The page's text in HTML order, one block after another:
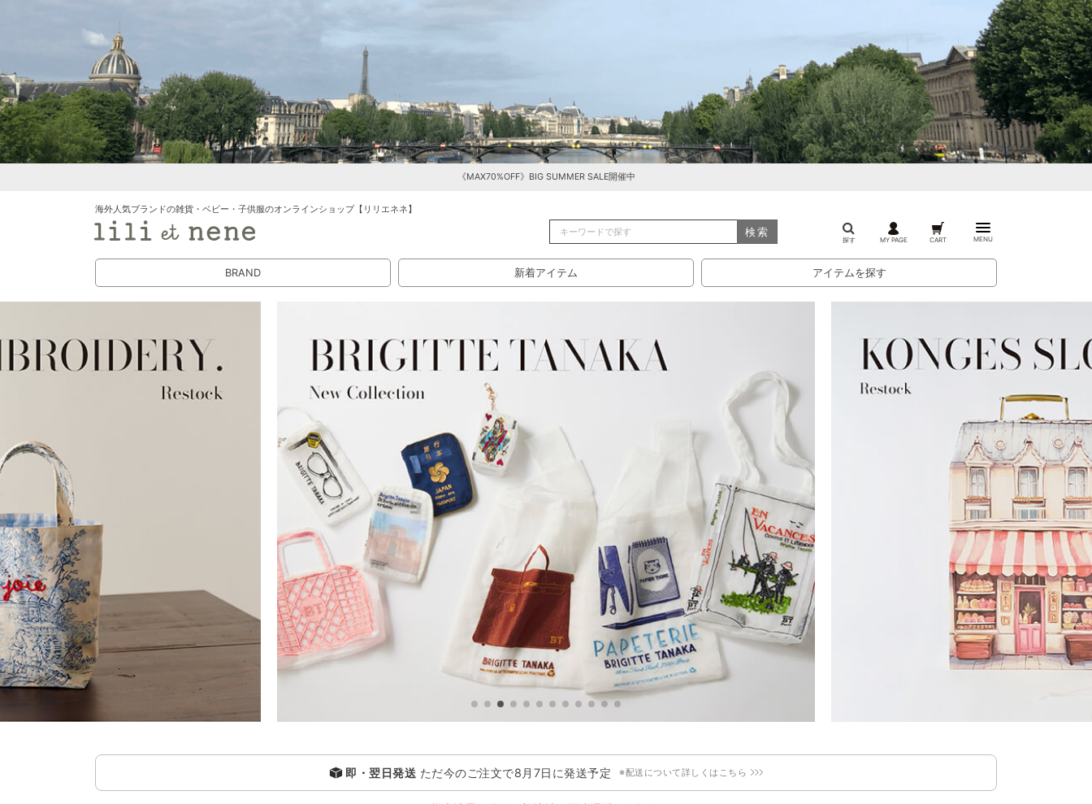
《MAX70%OFF》BIG SUMMER SALE開催中
海外人気ブランドの雑貨・ベビー・子供服のオンラインショップ【リリエネネ】
検索
探す MY PAGE CART MENU
BRAND 新着アイテム アイテムを探す
即・翌日発送 ただ今のご注文で8月7日 に発送予定 ※配送について詳しくはこちら